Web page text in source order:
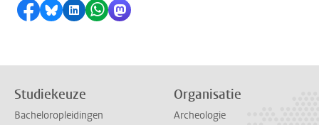
Delen op Facebook
Delen via Bluesky
Delen op LinkedIn
Delen via WhatsApp
Delen via Mastodon
Studiekeuze
Bacheloropleidingen
Organisatie
Archeologie